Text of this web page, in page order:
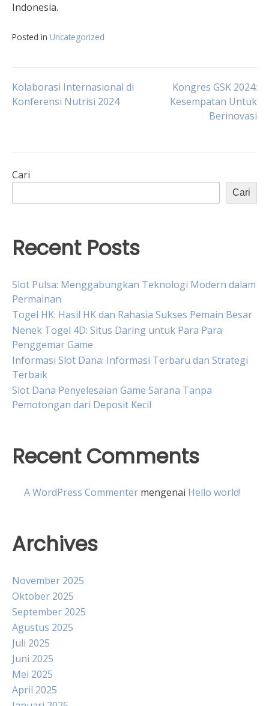
Indonesia.
Posted in Uncategorized
Navigasi
Kolaborasi Internasional di
Konferensi Nutrisi 2024
Kongres GSK 2024:
Kesempatan Untuk
Berinovasi
Cari
Cari
Recent Posts
Slot Pulsa: Menggabungkan Teknologi Modern dalam
Permainan
Togel HK: Hasil HK dan Rahasia Sukses Pemain Besar
Nenek Togel 4D: Situs Daring untuk Para Para
Penggemar Game
Informasi Slot Dana: Informasi Terbaru dan Strategi
Terbaik
Slot Dana Penyelesaian Game Sarana Tanpa
Pemotongan dari Deposit Kecil
Recent Comments
A WordPress Commenter mengenai Hello world!
Archives
November 2025
Oktober 2025
September 2025
Agustus 2025
Juli 2025
Juni 2025
Mei 2025
April 2025